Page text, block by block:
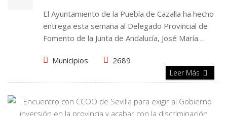
El Ayuntamiento de la Puebla de Cazalla ha hecho
entrega esta semana al Delegado Provincial de
Fomento de la Junta de Andalucía, José María…
Municipios 2689
Leer Más